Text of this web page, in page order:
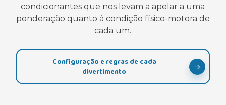
condicionantes que nos levam a apelar a uma
ponderação quanto à condição físico-motora de
cada um.
Configuração e regras de cada
divertimento